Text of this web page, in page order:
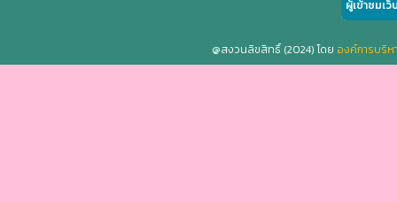
ผู้เข้าชมเว็
@สงวนลิขสิทธิ์ (2024) โดย องค์การบริ